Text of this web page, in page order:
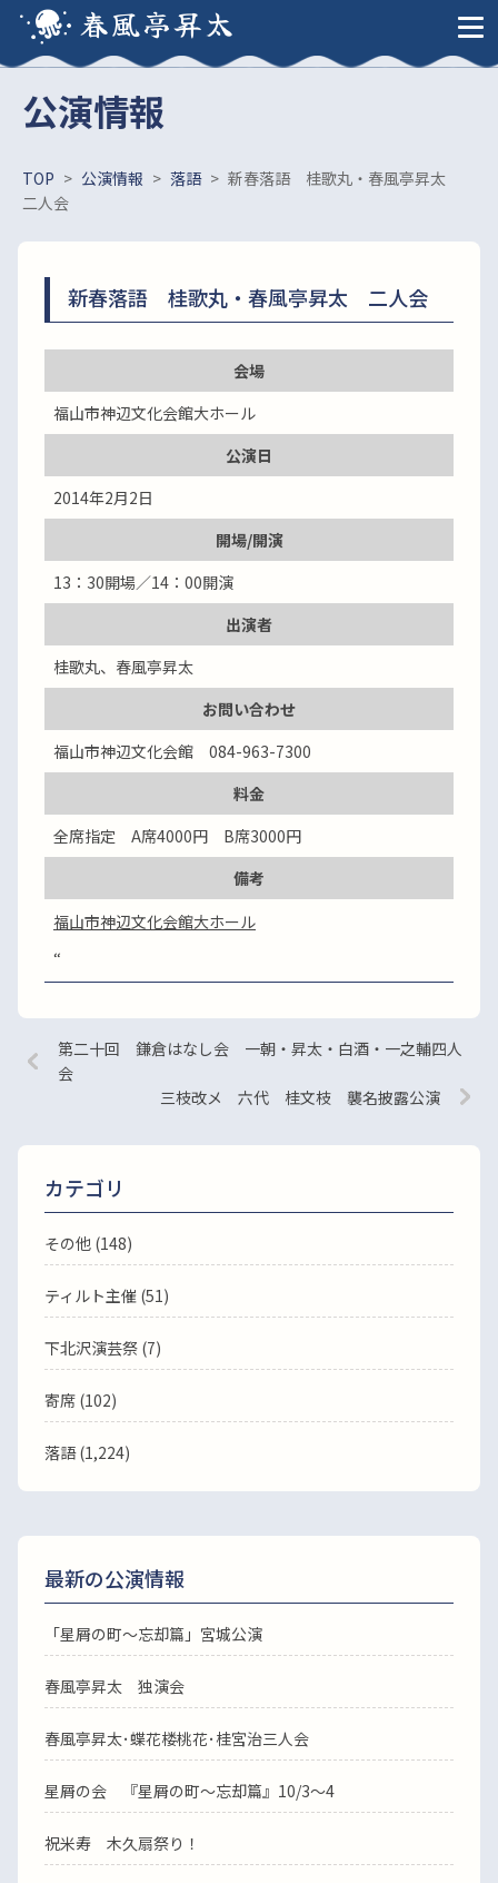
春風亭昇太
公演情報
TOP > 公演情報 > 落語 > 新春落語 桂歌丸・春風亭昇太
二人会
新春落語 桂歌丸・春風亭昇太 二人会
会場
福山市神辺文化会館大ホール
公演日
2014年2月2日
開場/開演
13：30開場／14：00開演
出演者
桂歌丸、春風亭昇太
お問い合わせ
福山市神辺文化会館 084-963-7300
料金
全席指定 A席4000円 B席3000円
備考
福山市神辺文化会館大ホール
“
第二十回 鎌倉はなし会 一朝・昇太・白酒・一之輔四人
会
三枝改メ 六代 桂文枝 襲名披露公演
カテゴリ
その他 (148)
ティルト主催 (51)
下北沢演芸祭 (7)
寄席 (102)
落語(1,224)
最新の公演情報
「星屑の町～忘却篇」宮城公演
春風亭昇太 独演会
春風亭昇太･蝶花楼桃花･桂宮治三人会
星屑の会 『星屑の町～忘却篇』10/3～4
祝米寿 木久扇祭り！